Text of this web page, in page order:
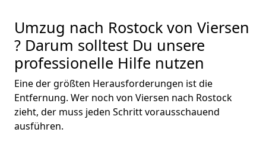
Umzug nach Rostock von Viersen
? Darum solltest Du unsere
professionelle Hilfe nutzen
Eine der größten Herausforderungen ist die
Entfernung. Wer noch von Viersen nach Rostock
zieht, der muss jeden Schritt vorausschauend
ausführen.